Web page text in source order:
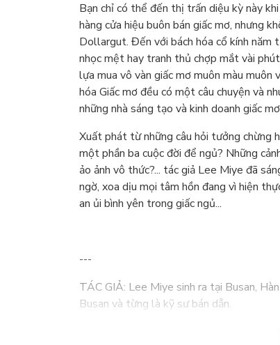
Bạn chỉ có thể đến thị trấn diệu kỳ này
hàng cửa hiệu buôn bán giấc mơ, nhưng
Dollargut. Đến với bách hóa cổ kính năm
nhọc mệt hay tranh thủ chợp mắt vài
lựa mua vô vàn giấc mơ muôn màu
hóa Giấc mơ đều có một câu chuyện và
những nhà sáng tạo và kinh doanh giấc
Xuất phát từ những câu hỏi tưởng chừng
một phần ba cuộc đời để ngủ? Những
ảo ảnh vô thức?... tác giả Lee Miye đã
ngờ, xoa dịu mọi tâm hồn đang vì hiện
an ủi bình yên trong giấc ngủ...
---
TÁC GIẢ: Lee Miye sinh ra tại Busan,
Busan và từng là kỹ sư bán dẫn.